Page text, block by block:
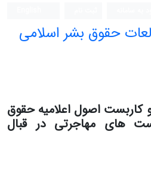
حقوق بشر اسلامی
کاربست اصول اعلامیه حقوق
های مهاجرتی در قبال